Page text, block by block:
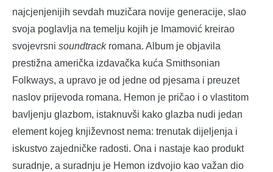
najcjenjenijih sevdah muzičara novije generacije, slao
svoja poglavlja na temelju kojih je Imamović kreirao
svojevrsni soundtrack romana. Album je objavila
prestižna američka izdavačka kuća Smithsonian
Folkways, a upravo je od jedne od pjesama i preuzet
naslov prijevoda romana. Hemon je pričao i o vlastitom
bavljenju glazbom, istaknuvši kako glazba nudi jedan
element kojeg književnost nema: trenutak dijeljenja i
iskustvo zajedničke radosti. Ona i nastaje kao produkt
suradnje, a suradnju je Hemon izdvojio kao važan dio